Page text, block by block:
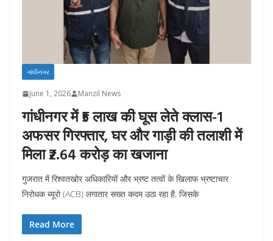
ગાંધીનગર
June 1, 2026 Manzil News
गांधीनगर में ₹5 लाख की घूस लेते क्लास-1
अफसर गिरफ्तार, घर और गाड़ी की तलाशी में
मिला ₹2.64 करोड़ का खजाना
गुजरात में रिश्वतखोर अधिकारियों और भ्रष्ट तत्वों के खिलाफ भ्रष्टाचार
निरोधक ब्यूरो (ACB) लगातार सख्त कदम उठा रहा है, जिसके
Read More